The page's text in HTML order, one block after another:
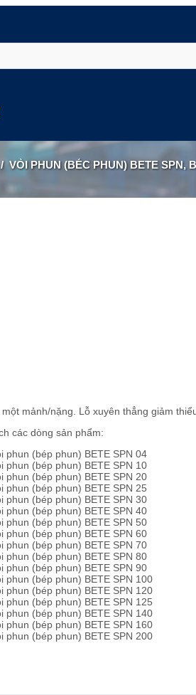
/ VÒI PHUN (BÉC PHUN) BETE SPN,
mảnh/nặng. Lỗ xuyên thẳng giảm
các dòng sản phẩm:
phun (bép phun) BETE SPN 04
phun (bép phun) BETE SPN 10
phun (bép phun) BETE SPN 20
phun (bép phun) BETE SPN 25
phun (bép phun) BETE SPN 30
phun (bép phun) BETE SPN 40
phun (bép phun) BETE SPN 50
phun (bép phun) BETE SPN 60
phun (bép phun) BETE SPN 70
phun (bép phun) BETE SPN 80
phun (bép phun) BETE SPN 90
phun (bép phun) BETE SPN 100
phun (bép phun) BETE SPN 120
phun (bép phun) BETE SPN 125
phun (bép phun) BETE SPN 140
phun (bép phun) BETE SPN 160
phun (bép phun) BETE SPN 200